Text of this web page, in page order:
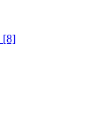
[8]